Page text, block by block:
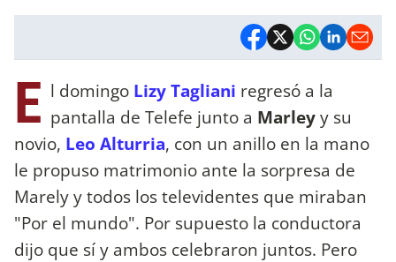
E l domingo Lizy Tagliani regresó a la
pantalla de Telefe junto a Marleyy su
novio, Leo Alturria, con un anillo en la mano
le propuso matrimonio ante la sorpresa de
Marely y todos los televidentes que miraban
"Por el mundo". Por supuesto la conductora
dijo que sí y ambos celebraron juntos. Pero